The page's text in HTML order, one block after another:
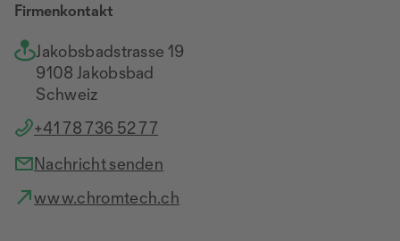
Firmenkontakt
Jakobsbadstrasse 19
9108 Jakobsbad
Schweiz
+41 78 736 52 77
Nachricht senden
www.chromtech.ch